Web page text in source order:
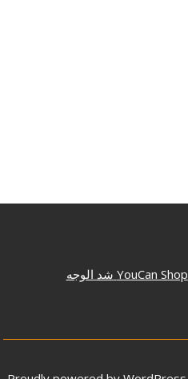
YouCan Shop شد الوجه